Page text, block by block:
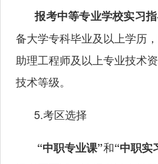
报考中等专业学校实习
备大学专科毕业及以上学历
助理工程师及以上专业技术
技术等级。
5.考区选择
“中职专业课”和“中职实